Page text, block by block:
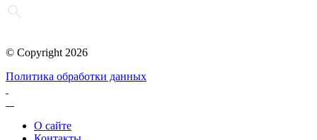
© Copyright 2026
Политика обработки данных
О сайте